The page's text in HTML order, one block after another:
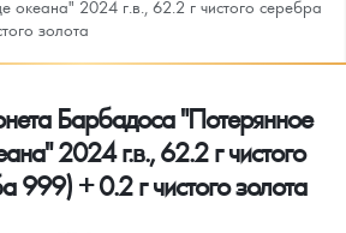
океана" 2024 г.в., 62.2 г чистого серебра
золота
Барбадоса "Потерянное
2024 г.в., 62.2 г чистого
999) + 0.2 г чистого золота